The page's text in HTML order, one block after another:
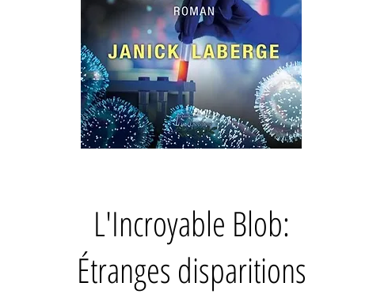
L'Incroyable Blob:
Étranges disparitions